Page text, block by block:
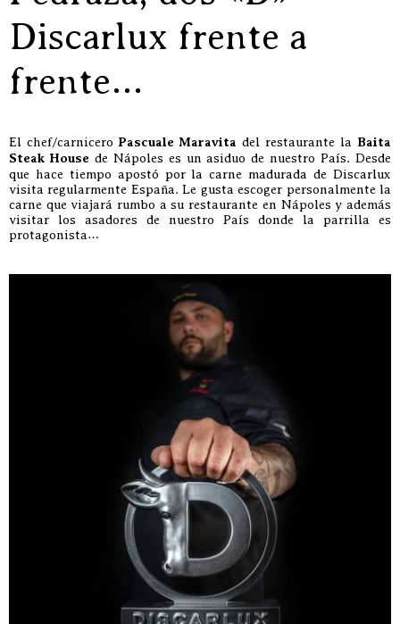
Discarlux frente a
frente…
El chef/carnicero Pascuale Maravita del restaurante la Baita
Steak House de Nápoles es un asiduo de nuestro País. Desde
que hace tiempo apostó por la carne madurada de Discarlux
visita regularmente España. Le gusta escoger personalmente la
carne que viajará rumbo a su restaurante en Nápoles y además
visitar los asadores de nuestro País donde la parrilla es
protagonista…